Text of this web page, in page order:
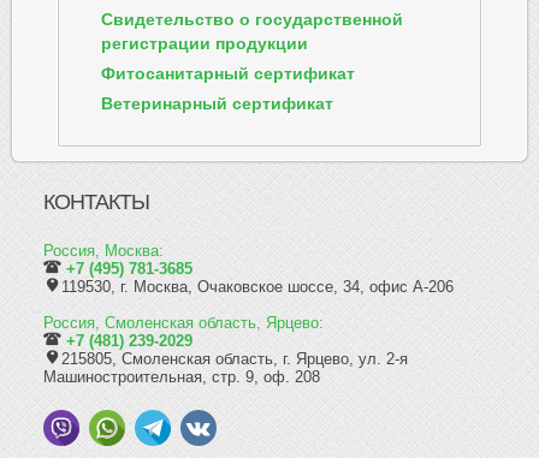
Свидетельство о государственной
регистрации продукции
Фитосанитарный сертификат
Ветеринарный сертификат
КОНТАКТЫ
Россия, Москва:
+7 (495) 781-3685
119530, г. Москва, Очаковское шоссе, 34, офис А-206
Россия, Смоленская область, Ярцево:
+7 (481) 239-2029
215805, Смоленская область, г. Ярцево, ул. 2-я
Машиностроительная, стр. 9, оф. 208